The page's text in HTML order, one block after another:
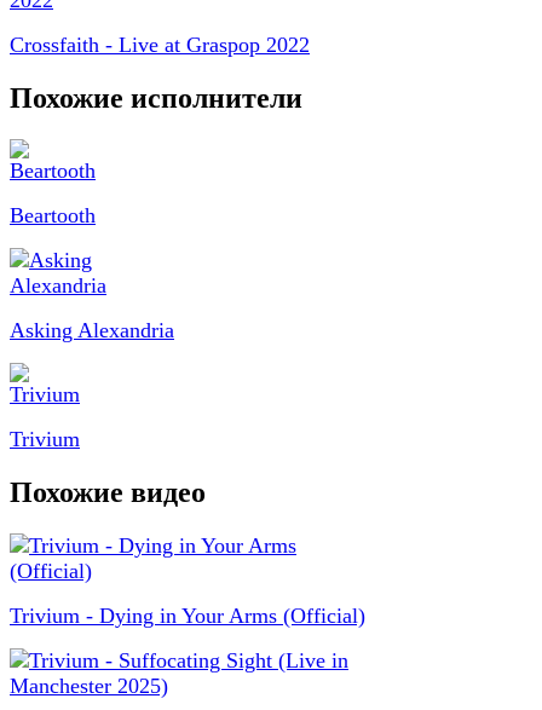
Crossfaith - Live at Graspop 2022
Похожие исполнители
Beartooth
Asking Alexandria
Trivium
Похожие видео
Trivium - Dying in Your Arms (Official)